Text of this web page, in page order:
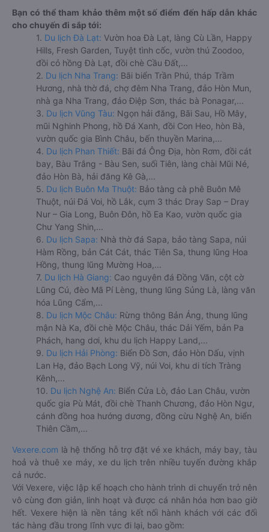
Bạn có thể tham khảo thêm một số điểm đến hấp dẫn khác
cho chuyến đi sắp tới:
1. Du lịch Đà Lạt: Vườn hoa Đà Lạt, làng Cù Lần, Happy
Hills, Fresh Garden, Tuyệt tình cốc, vườn thú Zoodoo,
đồi cỏ hồng Đà Lạt, đồi chè Cầu Đất,...
2. Du lịch Nha Trang: Bãi biển Trần Phú, tháp Trầm
Hương, nhà thờ đá, chợ đêm Nha Trang, đảo Hòn Mun,
nhà ga Nha Trang, đảo Điệp Sơn, thác bà Ponagar,...
3. Du lịch Vũng Tàu: Ngọn hải đăng, Bãi Sau, Hồ Mây,
mũi Nghinh Phong, hồ Đá Xanh, đồi Con Heo, hòn Bà,
vườn quốc gia Bình Châu, bến thuyền Marina,...
4. Du lịch Phan Thiết: Bãi đá Ông Địa, hòn Rơm, đồi cát
bay, Bàu Trắng - Bàu Sen, suối Tiên, làng chài Mũi Né,
đảo Hòn Bà, hải đăng Kê Gà,...
5. Du lịch Buôn Ma Thuột: Bảo tàng cà phê Buôn Mê
Thuột, núi Đá Voi, hồ Lắk, cụm 3 thác Dray Sap – Dray
Nur – Gia Long, Buôn Đôn, hồ Ea Kao, vườn quốc gia
Chư Yang Shin,...
6. Du lịch Sapa: Nhà thờ đá Sapa, bảo tàng Sapa, núi
Hàm Rồng, bản Cát Cát, thác Tiên Sa, thung lũng Hoa
Hồng, thung lũng Mường Hoa,...
7. Du lịch Hà Giang: Cao nguyên đá Đồng Văn, cột cờ
Lũng Cú, đèo Mã Pí Lèng, thung lũng Sủng Là, làng văn
hóa Lũng Cẩm,...
8. Du lịch Mộc Châu: Rừng thông Bản Áng, thung lũng
mận Nà Ka, đồi chè Mộc Châu, thác Dải Yếm, bản Pa
Phách, hang dơi, khu du lịch Happy Land,...
9. Du lịch Hải Phòng: Biển Đồ Sơn, đảo Hòn Dấu, vịnh
Lan Hạ, đảo Bạch Long Vỹ, núi Voi, khu di tích Tràng
Kênh,...
10. Du lịch Nghệ An: Biển Cửa Lò, đảo Lan Châu, vườn
quốc gia Pù Mát, đồi chè Thanh Chương, đảo Hòn Ngư,
cánh đồng hoa hướng dương, đồng cừu Nghệ An, biển
Thiên Cầm,...
Vexere.com là hệ thống hỗ trợ đặt vé xe khách, máy bay, tàu
hoả và thuê xe máy, xe du lịch trên nhiều tuyến đường khắp
cả nước.
Với Vexere, việc lập kế hoạch cho hành trình di chuyển trở nên
vô cùng đơn giản, linh hoạt và được cá nhân hóa hơn bao giờ
hết. Vexere hiện là nền tảng kết nối hành khách với các đối
tác hàng đầu trong lĩnh vực đi lại, bao gồm: